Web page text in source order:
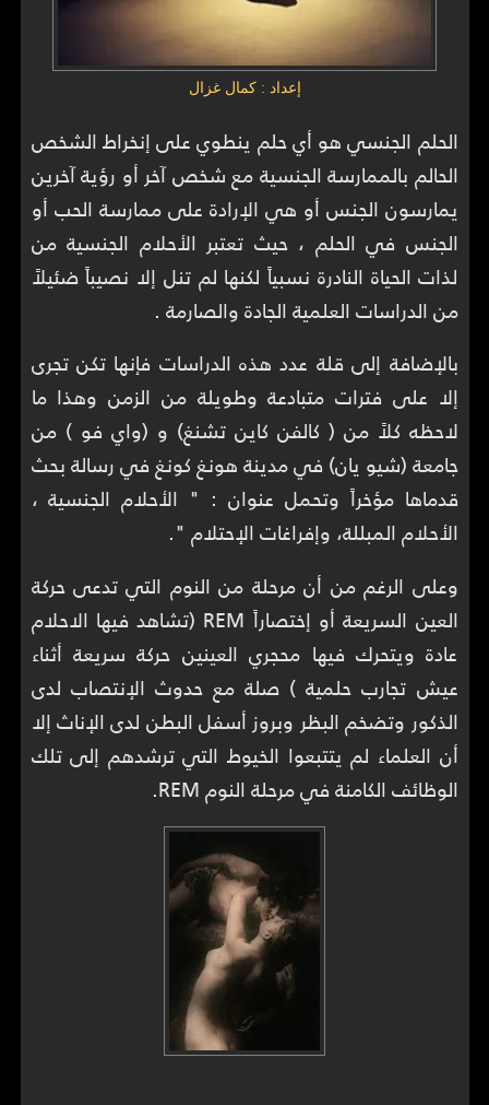
إعداد : كمال غزال
الحلم الجنسي هو أي حلم ينطوي على إنخراط الشخص
الحالم بالممارسة الجنسية مع شخص آخر أو رؤية آخرين
يمارسون الجنس أو هي الإرادة على ممارسة الحب أو
الجنس في الحلم ، حيث تعتبر الأحلام الجنسية من
لذات الحياة النادرة نسبياً لكنها لم تنل إلا نصيباً ضئيلاً
من الدراسات العلمية الجادة والصارمة .
بالإضافة إلى قلة عدد هذه الدراسات فإنها تكن تجرى
إلا على فترات متبادعة وطويلة من الزمن وهذا ما
لاحظه كلاً من ( كالفن كاين تشنغ) و (واي فو ) من
جامعة (شيو يان) في مدينة هونغ كونغ في رسالة بحث
قدماها مؤخراً وتحمل عنوان : " الأحلام الجنسية ،
الأحلام المبللة، وإفراغات الإحتلام ".
وعلى الرغم من أن مرحلة من النوم التي تدعى حركة
العين السريعة أو إختصاراً REM (تشاهد فيها الاحلام
عادة ويتحرك فيها محجري العينين حركة سريعة أثناء
عيش تجارب حلمية ) صلة مع حدوث الإنتصاب لدى
الذكور وتضخم البظر وبروز أسفل البطن لدى الإناث إلا
أن العلماء لم يتتبعوا الخيوط التي ترشدهم إلى تلك
الوظائف الكامنة في مرحلة النوم REM.